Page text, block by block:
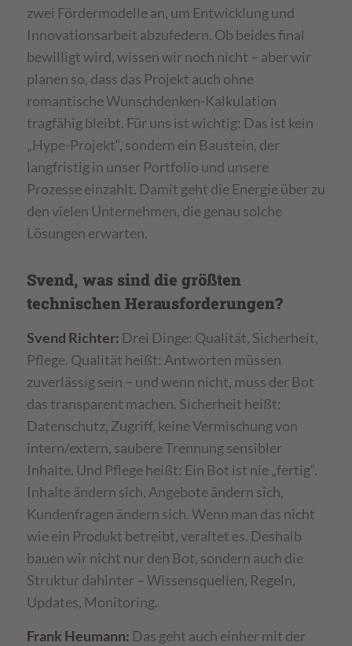
zwei Fördermodelle an, um Entwicklung und
Innovationsarbeit abzufedern. Ob beides final
bewilligt wird, wissen wir noch nicht – aber wir
planen so, dass das Projekt auch ohne
romantische Wunschdenken-Kalkulation
tragfähig bleibt. Für uns ist wichtig: Das ist kein
„Hype-Projekt“, sondern ein Baustein, der
langfristig in unser Portfolio und unsere
Prozesse einzahlt. Damit geht die Energie über zu
den vielen Unternehmen, die genau solche
Lösungen erwarten.
Svend, was sind die größten
technischen Herausforderungen?
Svend Richter: Drei Dinge: Qualität, Sicherheit,
Pflege. Qualität heißt: Antworten müssen
zuverlässig sein – und wenn nicht, muss der Bot
das transparent machen. Sicherheit heißt:
Datenschutz, Zugriff, keine Vermischung von
intern/extern, saubere Trennung sensibler
Inhalte. Und Pflege heißt: Ein Bot ist nie „fertig“.
Inhalte ändern sich, Angebote ändern sich,
Kundenfragen ändern sich. Wenn man das nicht
wie ein Produkt betreibt, veraltet es. Deshalb
bauen wir nicht nur den Bot, sondern auch die
Struktur dahinter – Wissensquellen, Regeln,
Updates, Monitoring.
Frank Heumann: Das geht auch einher mit der